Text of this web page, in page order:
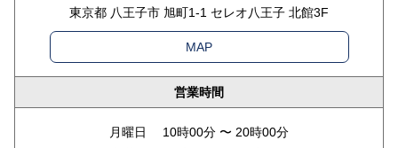
東京都 八王子市 旭町1-1 セレオ八王子 北館3F
MAP
営業時間
月曜日 10時00分 〜 20時00分